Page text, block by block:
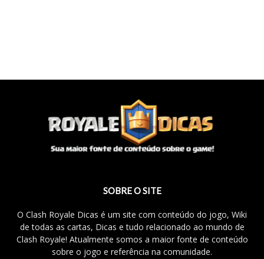
SOBRE O SITE
O Clash Royale Dicas é um site com conteúdo do jogo, Wiki
de todas as cartas, Dicas e tudo relacionado ao mundo de
Clash Royale! Atualmente somos a maior fonte de conteúdo
sobre o jogo e referência na comunidade.